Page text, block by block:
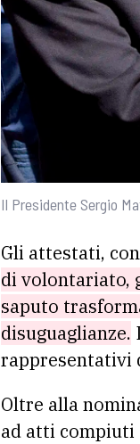
Il Presidente Sergio
Gli attestati,
di volontariato,
saputo
disuguaglianze.
rappresentativi
Oltre alla
ad atti compiuti